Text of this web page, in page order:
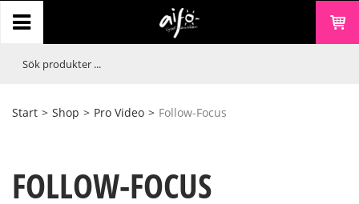
Start > Shop > Pro Video > Follow-Focus
FOLLOW-FOCUS